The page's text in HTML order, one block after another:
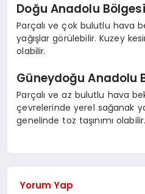
Doğu Anadolu Bölgesi
Parçalı ve çok bulutlu hava
yağışlar görülebilir. Kuzey
olabilir.
Güneydoğu Anadolu
Parçalı ve az bulutlu hava
çevrelerinde yerel sağanak
genelinde toz taşınımı olabilir.
Yorum Yap